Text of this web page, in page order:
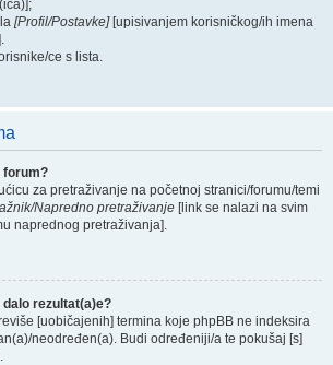
[Profil/Postavke][upisivanjem korisničkog/ih imena
ce s lista.
forum?
za pretraživanje na početnoj stranici/forumu/temi
Napredno pretraživanje [link se nalazi na svim
naprednog pretraživanja].
rezultat(a)e?
[uobičajenih] termina koje phpBB ne indeksira
neodređen(a). Budi određeniji/a te pokušaj [s]